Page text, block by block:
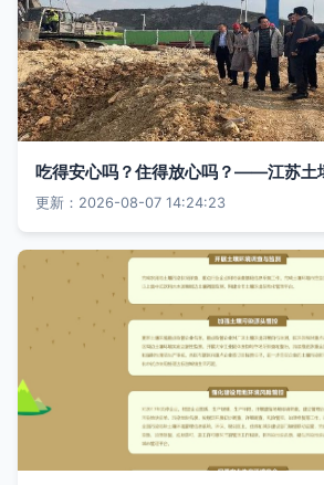
更新：2026-08-07 14:24:23